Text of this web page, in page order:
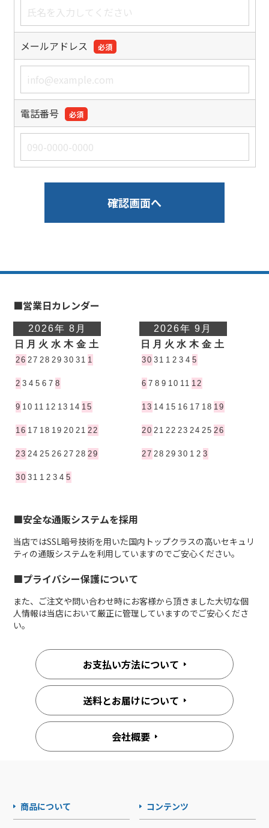
メールアドレス 必須
電話番号 必須
■営業日カレンダー
■安全な通販システムを採用
当店ではSSL暗号技術を用いた国内トップクラスの高いセキュリ
ティの通販システムを利用していますのでご安心ください。
■プライバシー保護について
また、ご注文や問い合わせ時にお客様から頂きました大切な個
人情報は当店において厳正に管理していますのでご安心くださ
い。
お支払い方法について
送料とお届けについて
会社概要
商品について コンテンツ